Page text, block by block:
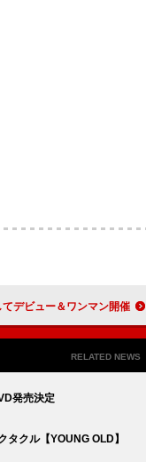
グループ・名称非公開としてデビュー＆ワンマン開催
RELATED NEWS
発売決定
クル【YOUNG OLD】